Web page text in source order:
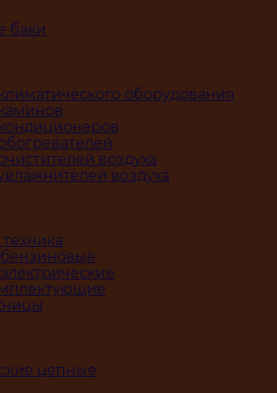
баки
оборудования
воздуха
воздуха
цепные